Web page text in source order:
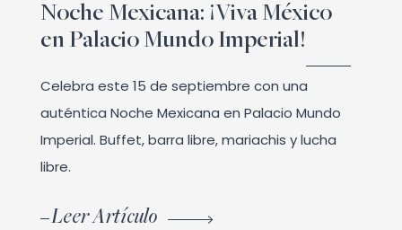
Noche Mexicana: ¡Viva México
en Palacio Mundo Imperial!
Celebra este 15 de septiembre con una
auténtica Noche Mexicana en Palacio Mundo
Imperial. Buffet, barra libre, mariachis y lucha
libre.
Leer Artículo